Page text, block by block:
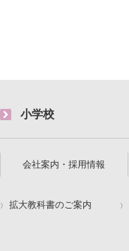
小学校
会社案内・採用情報
拡大教科書のご案内